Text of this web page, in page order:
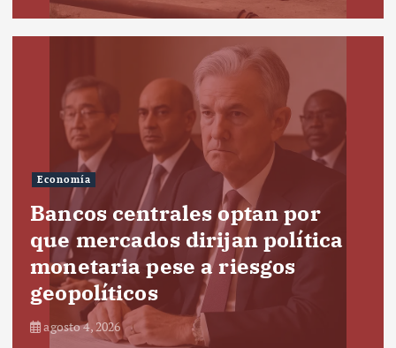
Economía
Bancos centrales optan por
que mercados dirijan política
monetaria pese a riesgos
geopolíticos
agosto 4, 2026